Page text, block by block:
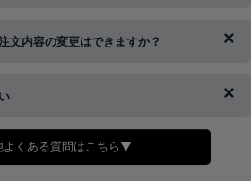
了しお手続きが間に合わない場合は変更、
ード・携帯キャリア決済・おねだり決
文内容の変更はできますか？
ております。
合のみ発行しております。
よくある質問はこちら▼